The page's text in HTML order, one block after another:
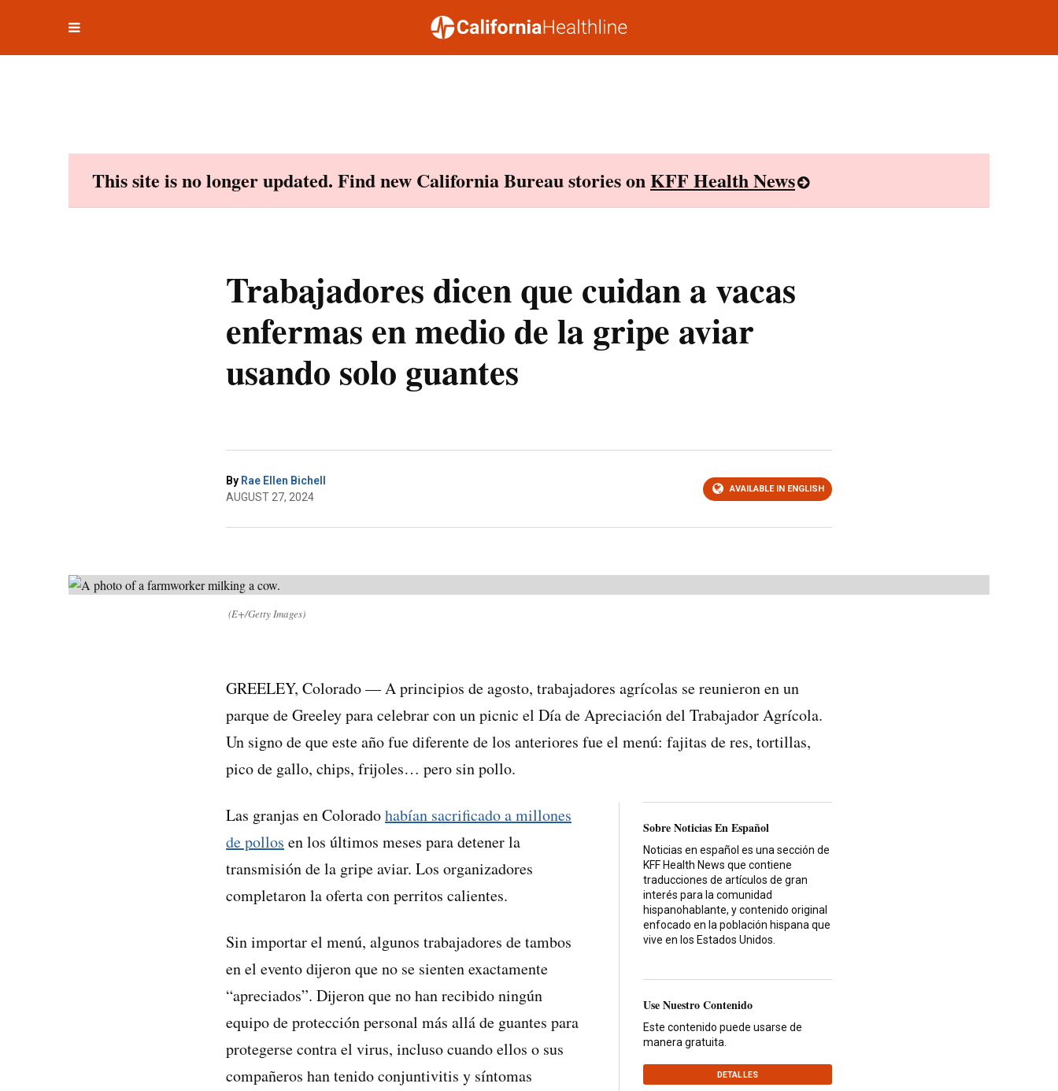
This site is no longer updated. Find new California Bureau stories onKFF Health News
Trabajadores dicen que cuidan a vacas
enfermas en medio de la gripe aviar
usando solo guantes
By Rae Ellen Bichell
AUGUST 27, 2024
AVAILABLE IN ENGLISH
(E+/Getty Images)
GREELEY, Colorado — A principios de agosto, trabajadores agrícolas se reunieron en un
parque de Greeley para celebrar con un picnic el Día de Apreciación del Trabajador Agrícola.
Un signo de que este año fue diferente de los anteriores fue el menú: fajitas de res, tortillas,
pico de gallo, chips, frijoles… pero sin pollo.
Sobre Noticias En Español
Noticias en español es una sección de
KFF Health News que contiene
traducciones de artículos de gran
interés para la comunidad
hispanohablante, y contenido original
enfocado en la población hispana que
vive en los Estados Unidos.
Use Nuestro Contenido
Este contenido puede usarse de
manera gratuita.
DETALLES
Las granjas en Coloradohabían sacrificado a millones
de pollos en los últimos meses para detener la
transmisión de la gripe aviar. Los organizadores
completaron la oferta con perritos calientes.
Sin importar el menú, algunos trabajadores de tambos
en el evento dijeron que no se sienten exactamente
“apreciados”. Dijeron que no han recibido ningún
equipo de protección personal más allá de guantes para
protegerse contra el virus, incluso cuando ellos o sus
compañeros han tenido conjuntivitis y síntomas